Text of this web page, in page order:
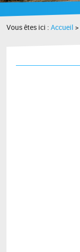
Vous êtes ici :Accueil >